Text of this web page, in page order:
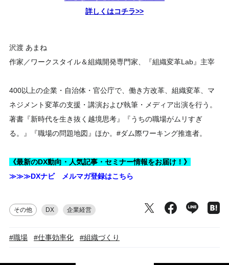
詳しくはコチラ>>
沢渡 あまね
作家／ワークスタイル＆組織開発専門家、『組織変革Lab』主宰
400以上の企業・自治体・官公庁で、働き方改革、組織変革、マ
ネジメント変革の支援・講演および執筆・メディア出演を行う。
著書『新時代を生き抜く越境思考』『うちの職場がムリすぎ
る。』『職場の問題地図』ほか。#ダム際ワーキング推進者。
《最新のDX動向・人気記事・セミナー情報をお届け！》
≫≫≫DXナビ メルマガ登録はこちら
その他 DX 企業経営
#職場 #仕事効率化 #組織づくり